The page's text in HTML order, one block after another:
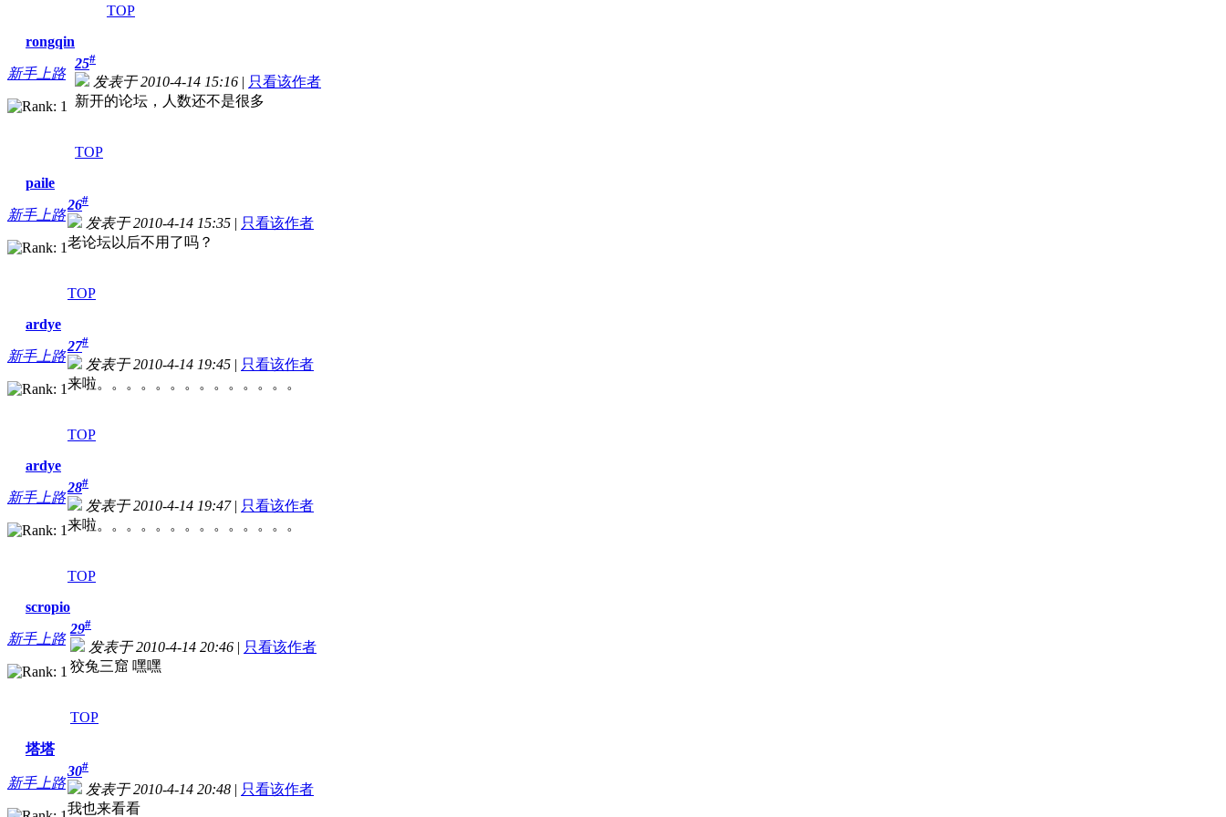
TOP
rongqin
新手上路
25#
发表于 2010-4-14 15:16 | 只看该作者
新开的论坛，人数还不是很多
TOP
paile
新手上路
26#
发表于 2010-4-14 15:35 | 只看该作者
老论坛以后不用了吗？
TOP
ardye
新手上路
27#
发表于 2010-4-14 19:45 | 只看该作者
来啦。。。。。。。。。。。。。。
TOP
ardye
新手上路
28#
发表于 2010-4-14 19:47| 只看该作者
来啦。。。。。。。。。。。。。。
TOP
scropio
新手上路
29#
发表于 2010-4-14 20:46 | 只看该作者
狡兔三窟 嘿嘿
TOP
塔塔
新手上路
30#
发表于 2010-4-14 20:48 | 只看该作者
我也来看看